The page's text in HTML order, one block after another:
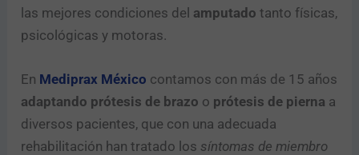
las mejores condiciones del amputado tanto físicas,
psicológicas y motoras.
En Mediprax México contamos con más de 15 años
adaptando prótesis de brazo o prótesis de pierna a
diversos pacientes, que con una adecuada
rehabilitación han tratado los síntomas de miembro